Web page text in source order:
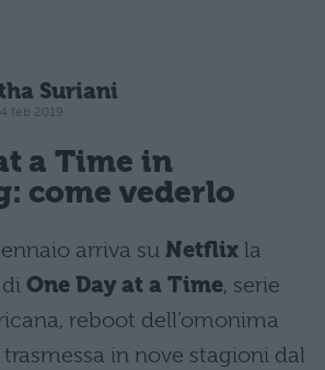
Suriani
feb 2019
a Time in
come vederlo
arriva su Netflix la
One Day at a Time, serie
reboot dell’omonima
in nove stagioni dal